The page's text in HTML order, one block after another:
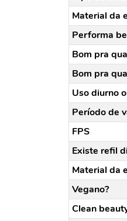
Material da
Performa
Bom pra
Bom pra
Uso diurno
Período de
FPS
Existe refil
Material da
Vegano?
Clean